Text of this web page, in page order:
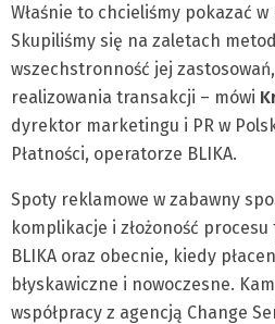
Właśnie to chcieliśmy pokazać
Skupiliśmy się na zaletach
wszechstronność jej
realizowania transakcji – mówi
dyrektor marketingu i PR w
Płatności, operatorze BLIKA.
Spoty reklamowe w zabawny
komplikacje i złożoność
BLIKA oraz obecnie, kiedy
błyskawiczne i nowoczesne.
współpracy z agencją Change